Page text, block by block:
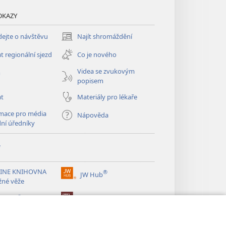
o návštěvu Najít shromáždění
(otevřeno
nové
okno)
regionální sjezd
Co je nového
Videa se zvukovým
popisem
Materiály pro lékaře
pro média
úředníky
Nápověda
KNIHOVNA
věže
JW Hub®
(otevřeno
okno)
®